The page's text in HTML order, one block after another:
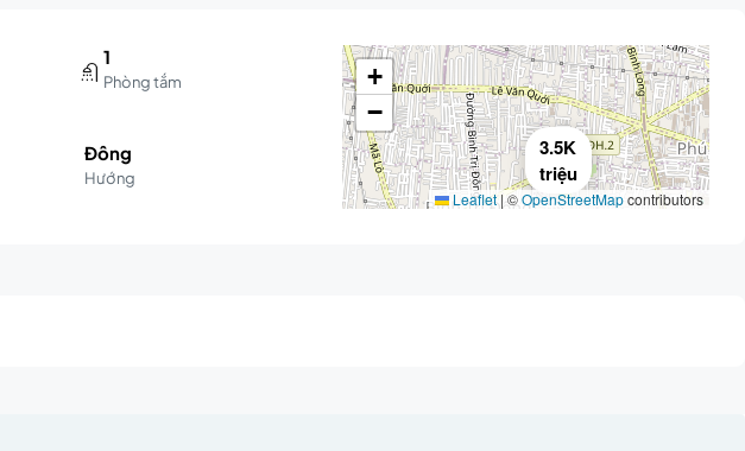
1
Phòng tắm
Đông
Hướng
3.5K
triệu
+
−
Leaflet|©OpenStreetMapcontributors